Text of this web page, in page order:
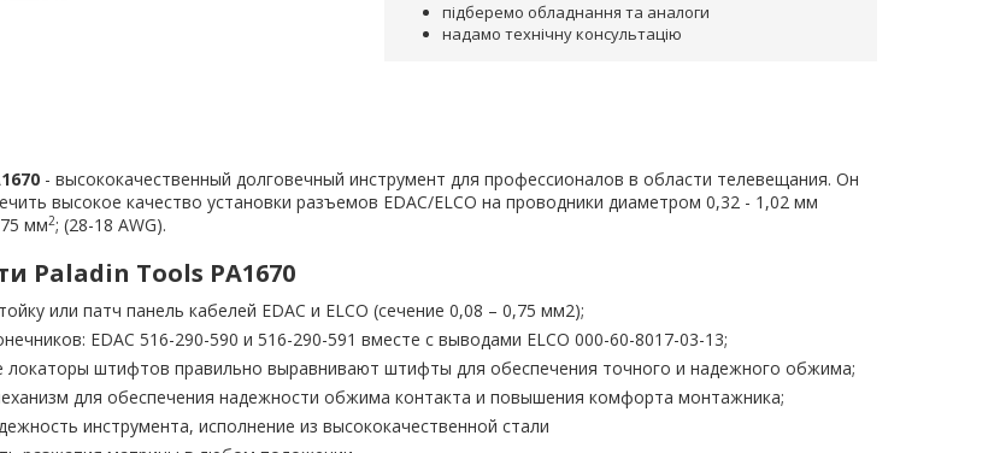
підберемо обладнання та аналоги
надамо технічну консультацію
- высококачественный долговечный инструмент для профессионалов в области телевещания. Он
высокое качество установки разъемов EDAC/ELCO на проводники диаметром 0,32 - 1,02 мм
мм2; (28-18 AWG).
Paladin Tools PA1670
или патч панель кабелей EDAC и ELCO (сечение 0,08 – 0,75 мм2);
EDAC 516-290-590 и 516-290-591 вместе с выводами ELCO 000-60-8017-03-13;
локаторы штифтов правильно выравнивают штифты для обеспечения точного и надежного обжима;
для обеспечения надежности обжима контакта и повышения комфорта монтажника;
инструмента, исполнение из высококачественной стали